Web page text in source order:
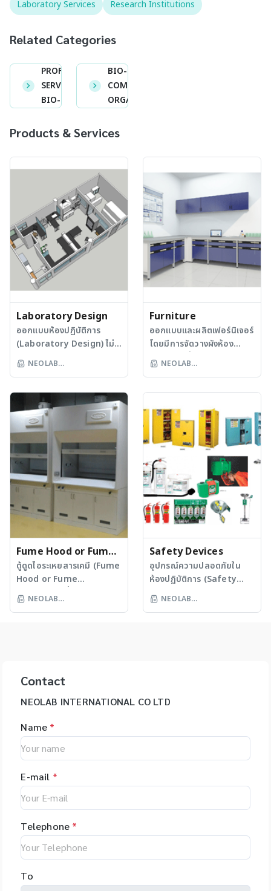
Laboratory Services Research Institutions
Related Categories
PROFESSIONAL
SERVICES IN
BIO-BUSINESS
BIO-BUSINESS
COMPANIES &
ORGANIZATION
Products & Services
Laboratory Design
ออกแบบห้องปฏิบัติการ
(Laboratory Design) ไม่
ว่าจะเป็นอาคารสร้างใหม่หรือ
การปรับปรุงสถานที่เก่า เพื่อ
หรือยกระดับให้เป็นไปตาม
มาตรฐานความปลอดภัยของ
ห้องปฏิบัติการตามมาตรฐาน
สากลดังเช่น GLP, GMP หรือ
Green Building เป็นต้น
NEOLAB
INTERNATIONAL CO LTD
Furniture
ออกแบบและผลิตเฟอร์นิเจอร์
โดยมีการจัดวางผังห้อง
ปฏิบัติการที่เหมาะสมอย่างถูก
ต้องกับการใช้สอยของผู้
ตามมาตรฐาน นอกจากนี้ยังมี
การให้บริการรับประเมินความ
ปลอดภัยในห้องปฏิบัติการ
โดยจัดทำเอกสารรายงาน
เป็นการเฉพาะเจาะจงสำหรับ
ลูกค้า
NEOLAB
INTERNATIONAL CO LTD
Fume Hood or Fume
Cupboard
ตู้ดูดไอระเหยสารเคมี (Fume
Hood or Fume
Cupboard) ที่สามารถดูดไอ
สารเคมีได้อย่างมี
ผลิตภัณฑ์พิเศษตามความ
ต้องการของลูกค้า เช่น ระบบ
อาจารย์ใหญ่” ของคณะ
แพทยศาสตร์ หรือผลิตภัณฑ์
ที่เป็นลักษณะเฉพาะในแต่ละ
NEOLAB
INTERNATIONAL CO LTD
Safety Devices
อุปกรณ์ความปลอดภัยใน
ห้องปฏิบัติการ (Safety
Devices) เช่น safety
cabinets, chemical
การ โดยคัดเลือกผลิตภัณฑ์ที่
เป็นสำคัญ
NEOLAB
INTERNATIONAL CO LTD
Contact
NEOLAB INTERNATIONAL CO LTD
Name *
E-mail *
Telephone *
To